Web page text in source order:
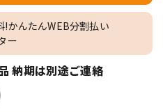
かんたんWEB分割払い
ー
納期は別途ご連絡